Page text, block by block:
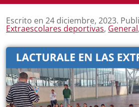
Escrito en 24 diciembre, 2023.
Extraescolares deportivas, General,